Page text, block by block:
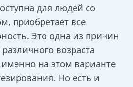
для людей со
приобретает все
Это одна из причин
возраста
на этом варианте
Но есть и